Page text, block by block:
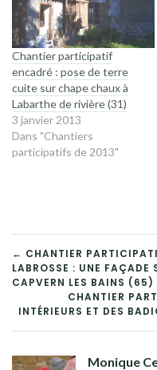
Chantier participatif
encadré : pose de terre
cuite sur chape chaux à
Labarthe de rivière (31)
3 janvier 2013
Dans "Chantiers
participatifs de 2013"
DE
L’ARTICLE
← CHANTIER
LABROSSE : UNE FAÇADE
CAPVERN LES BAINS (65)
CHANTIER
INTÉRIEURS ET DES
Monique